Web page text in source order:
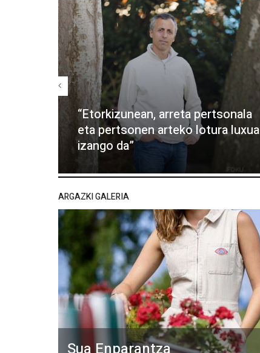
“Etorkizunean, arreta pertsonala
eta pertsonen arteko lotura luxua
izango da”
ARGAZKI GALERIA